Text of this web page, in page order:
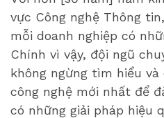
vực Công nghệ Thông
mỗi doanh nghiệp có
Chính vì vậy, đội ngũ
không ngừng tìm hiểu
công nghệ mới nhất để
có những giải pháp hiệu